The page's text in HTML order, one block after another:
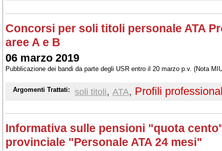
Concorsi per soli titoli personale ATA
aree A e B
06 marzo 2019
Pubblicazione dei bandi da parte degli USR entro il 20 marzo p.v. (Nota
Argomenti Trattati: soli titoli, ATA, Profili
Informativa sulle pensioni "quota
provinciale "Personale ATA 24 mesi"